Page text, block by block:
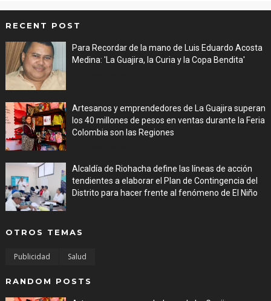
RECENT POST
Para Recordar de la mano de Luis Eduardo Acosta
Medina: 'La Guajira, la Curia y la Copa Bendita'
Artesanos y emprendedores de La Guajira superan
los 40 millones de pesos en ventas durante la Feria
Colombia son las Regiones
Alcaldía de Riohacha define las líneas de acción
tendientes a elaborar el Plan de Contingencia del
Distrito para hacer frente al fenómeno de El Niño
OTROS TEMAS
Publicidad Salud
RANDOM POSTS